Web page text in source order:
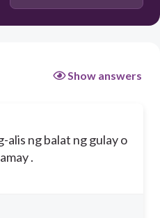
Show answers
alis ng balat ng gulay o
.